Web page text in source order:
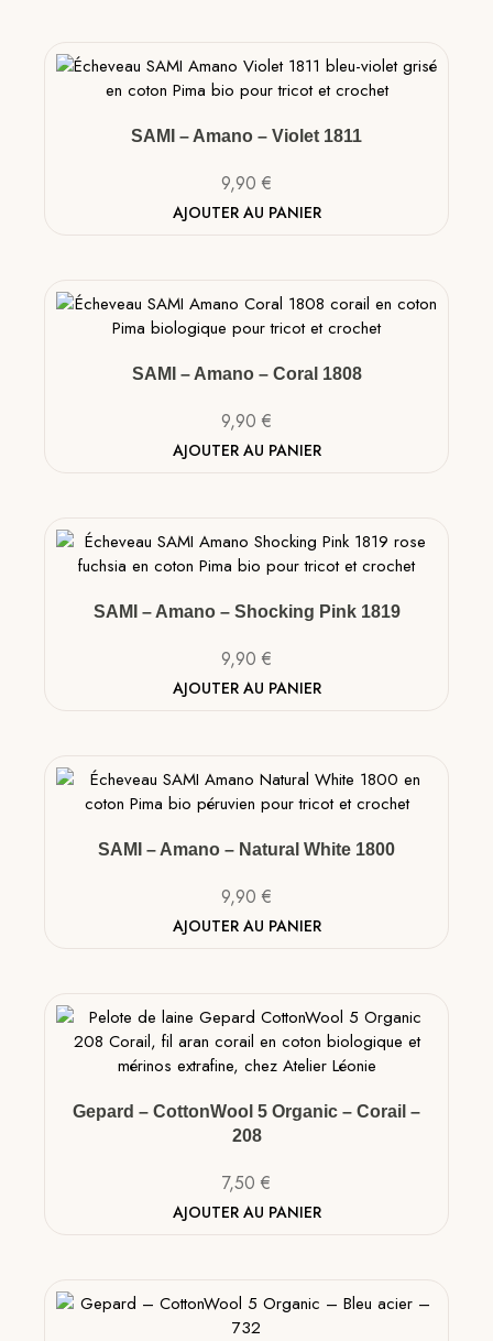
SAMI – Amano – Violet 1811
9,90 €
AJOUTER AU PANIER
SAMI – Amano – Coral 1808
9,90 €
AJOUTER AU PANIER
SAMI – Amano – Shocking Pink 1819
9,90 €
AJOUTER AU PANIER
SAMI – Amano – Natural White 1800
9,90 €
AJOUTER AU PANIER
Gepard – CottonWool 5 Organic – Corail –
208
7,50 €
AJOUTER AU PANIER